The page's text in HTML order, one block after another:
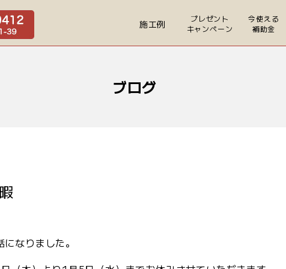
施工例
プレゼント
キャンペーン
今使える
補助金
ブログ
なりました。